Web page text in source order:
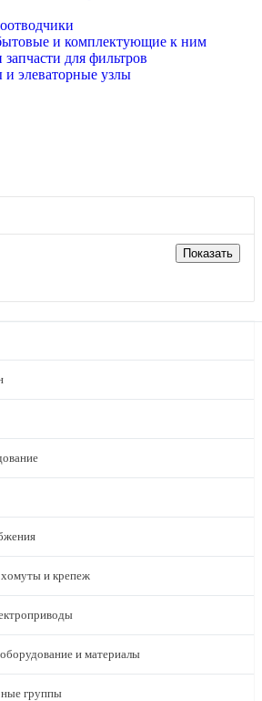
и комплектующие к ним
для фильтров
и элеваторные узлы
и крепеж
и материалы
группы